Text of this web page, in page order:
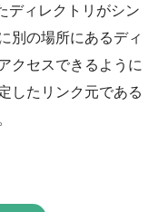
ディレクトリがシン
別の場所にあるディ
クセスできるように
したリンク元である